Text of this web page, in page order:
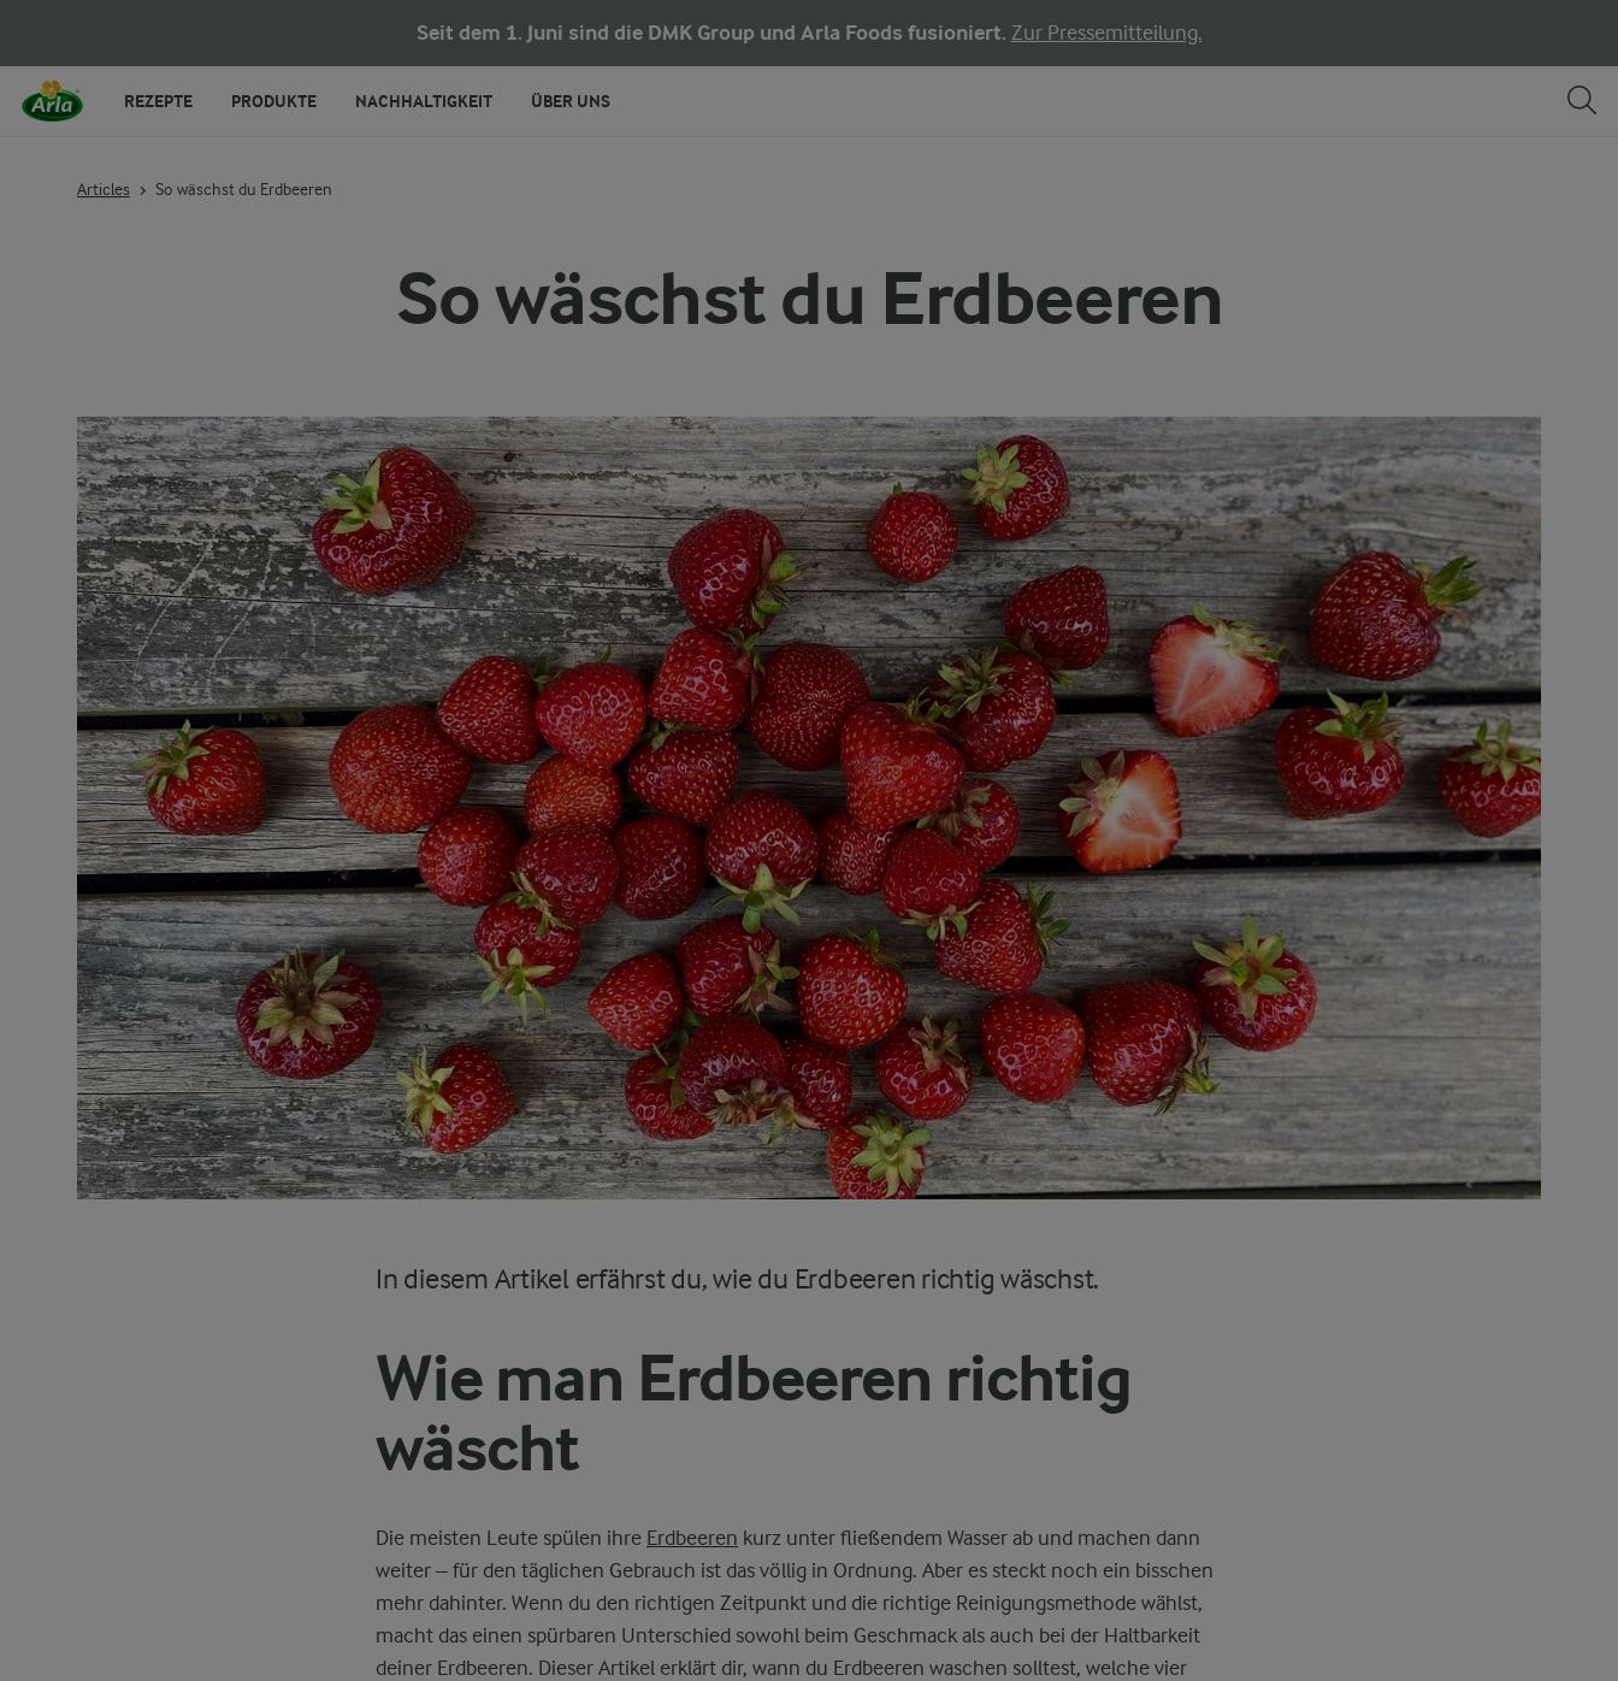
Seit dem 1. Juni sind die DMK Group und Arla Foods fusioniert. Zur Pressemitteilung.
REZEPTE PRODUKTE NACHHALTIGKEIT ÜBER UNS
Articles So wäschst du Erdbeeren
So wäschst du Erdbeeren
In diesem Artikel erfährst du, wie du Erdbeeren richtig wäschst.
Wie man Erdbeeren richtig
wäscht
Die meisten Leute spülen ihre Erdbeeren kurz unter fließendem Wasser ab und machen dann
weiter – für den täglichen Gebrauch ist das völlig in Ordnung. Aber es steckt noch ein bisschen
mehr dahinter. Wenn du den richtigen Zeitpunkt und die richtige Reinigungsmethode wählst,
macht das einen spürbaren Unterschied sowohl beim Geschmack als auch bei der Haltbarkeit
deiner Erdbeeren. Dieser Artikel erklärt dir, wann du Erdbeeren waschen solltest, welche vier